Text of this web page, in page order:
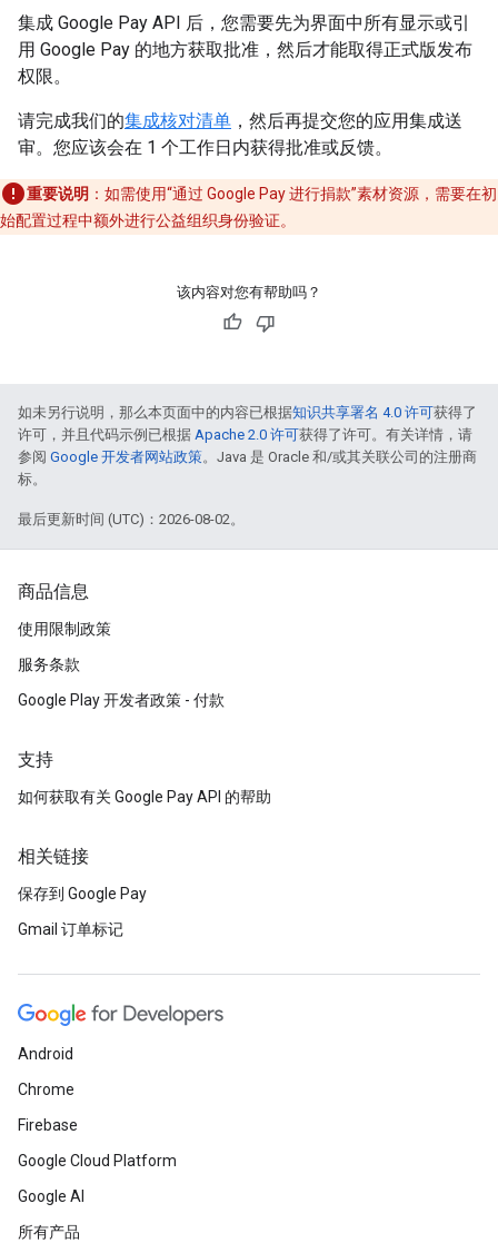
集成 Google Pay API 后，您需要先为界面中所有显示或引
用 Google Pay 的地方获取批准，然后才能取得正式版发布
权限。
请完成我们的集成核对清单 ，然后再提交您的应用集成送
审。您应该会在 1 个工作日内获得批准或反馈。
重要说明 ：如需使用“通过 Google Pay 进行捐款”素材资源，需要在初
始配置过程中额外进行公益组织身份验证。
该内容对您有帮助吗？
如未另行说明，那么本页面中的内容已根据知识共享署名 4.0 许可获得了
许可，并且代码示例已根据 Apache 2.0 许可获得了许可。有关详情，请
参阅 Google 开发者网站政策。Java 是 Oracle 和/或其关联公司的注册商
标。
最后更新时间 (UTC)：2026-08-02。
商品信息
使用限制政策
服务条款
Google Play 开发者政策 - 付款
支持
如何获取有关 Google Pay API 的帮助
相关链接
保存到 Google Pay
Gmail 订单标记
Android
Chrome
Firebase
Google Cloud Platform
Google AI
所有产品